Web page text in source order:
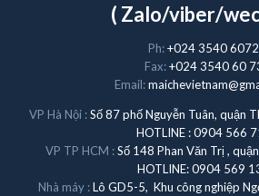
( Zalo/viber/
Ph:+024 3540 6072
Fax:+024 3540 60
Email:
VP Hà Nội :Số 87 phố Nguyễn Tuân, quận
HOTLINE : 0904 566
VP TP HCM :Số 148 Phan Văn Trị ,
HOTLINE: 0904 569
Nhà máy :Lô GD5-5, Khu công nghiệp